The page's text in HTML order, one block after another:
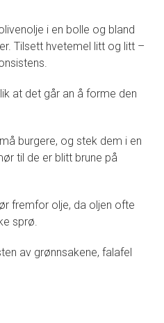
i en bolle og bland
Tilsett hvetemel litt og litt –
at det går an å forme den
burgere, og stek dem i en
til de er blitt brune på
fremfor olje, da oljen ofte
sprø.
av grønnsakene, falafel